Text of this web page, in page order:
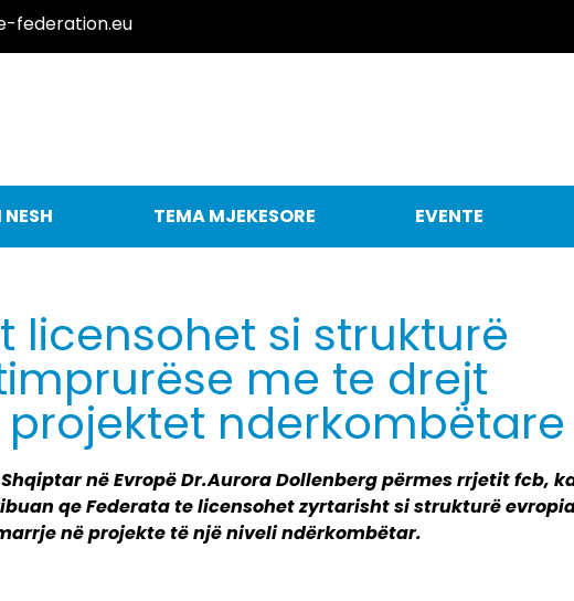
federation.eu
NESH TEMA MJEKESORE EVENTE
licensohet si strukturë
me te drejt
nderkombëtare
në Evropë Dr.Aurora Dollenberg përmes rrjetit fcb,
qe Federata te licensohet zyrtarisht si strukturë
në projekte të një niveli ndërkombëtar.